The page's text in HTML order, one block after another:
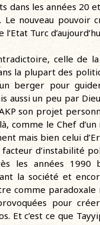
les années 20
Le nouveau pouvoir
Turc
celle de
la plupart des
berger pour
un peu par
son projet
comme le Chef
mais bien celui
d’instabilité
les années 1990
la société et
comme paradoxale
pour
Et c’est ce que